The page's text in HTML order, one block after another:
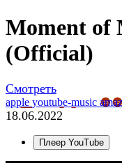
Moment of
(Official)
Смотреть
apple youtube-music
18.06.2022
Плеер YouTube